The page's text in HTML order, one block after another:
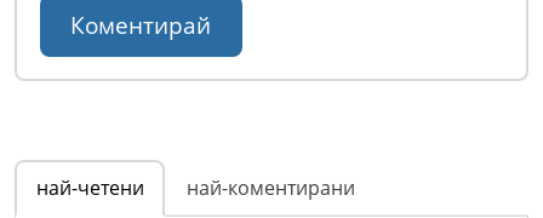
най-четени най-коментирани